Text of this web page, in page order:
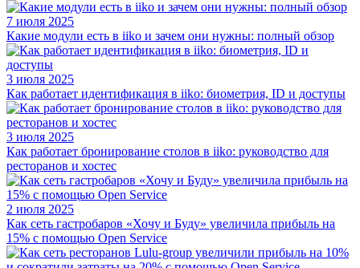
7 июля 2025
Какие модули есть в iiko и зачем они нужны: полный обзор
3 июля 2025
Как работает идентификация в iiko: биометрия, ID и доступы
3 июля 2025
Как работает бронирование столов в iiko: руководство для
ресторанов и хостес
2 июля 2025
Как сеть гастробаров «Хочу и Буду» увеличила прибыль на
15% с помощью Open Service